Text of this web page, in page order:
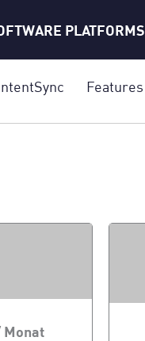
PLATFORMS
Features
Monat